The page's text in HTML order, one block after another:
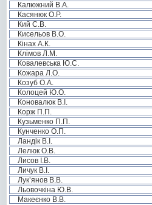
Калюжний В.А.
Касянюк О.Р.
Кий С.В.
Кисельов В.О.
Кінах А.К.
Клімов Л.М.
Ковалевська Ю.С.
Кожара Л.О.
Козуб О.А.
Колоцей Ю.О.
Коновалюк В.І.
Корж П.П.
Кузьменко П.П.
Кунченко О.П.
Ландік В.І.
Лелюк О.В.
Лисов І.В.
Личук В.І.
Лук’янов В.В.
Льовочкіна Ю.В.
Макеєнко В.В.